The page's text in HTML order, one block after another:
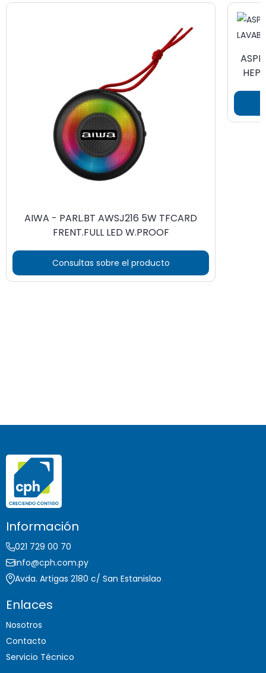
AIWA - PARL.BT AWSJ216 5W TFCARD
FRENT.FULL LED W.PROOF
Consultas sobre el producto
Información
021 729 00 70
info@cph.com.py
Avda. Artigas 2180 c/ San Estanislao
Enlaces
Nosotros
Contacto
Servicio Técnico